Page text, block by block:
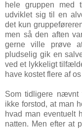
hele gruppen med
udviklet sig til en
det kun
men så den aften
gerne ville prøve
pludselig gik en
ved et lykkeligt
have kostet flere af
Som tidligere nævnt
ikke forstod, at man
hvad man eventuelt
natten. Men efter at